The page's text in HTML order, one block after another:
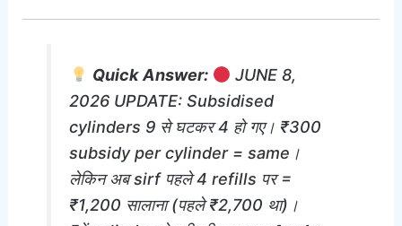
Quick Answer:
JUNE 8,
2026 UPDATE: Subsidised
cylinders 9 से घटकर 4 हो गए। ₹300
subsidy per cylinder = same।
लेकिन अब sirf पहले 4 refills पर =
₹1,200 सालाना (पहले ₹2,700 था)।